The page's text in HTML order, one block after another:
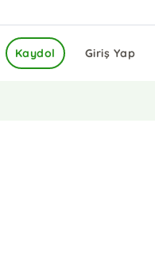
Giriş Yap
Kaydol